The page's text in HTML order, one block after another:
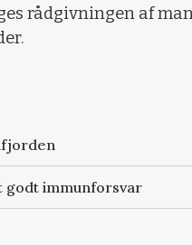
rådgivningen af
godt immunforsvar